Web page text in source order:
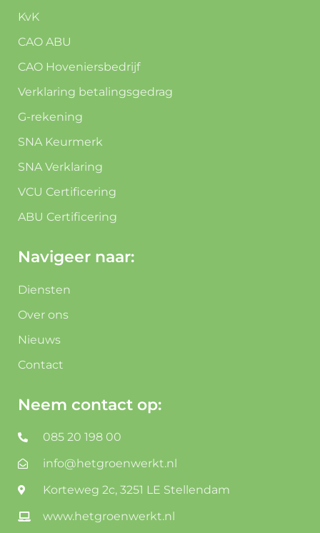
KvK
CAO ABU
CAO Hoveniersbedrijf
Verklaring betalingsgedrag
G-rekening
SNA Keurmerk
SNA Verklaring
VCU Certificering
ABU Certificering
Navigeer naar:
Diensten
Over ons
Nieuws
Contact
Neem contact op:
085 20 198 00
info@hetgroenwerkt.nl
Korteweg 2c, 3251 LE Stellendam
www.hetgroenwerkt.nl